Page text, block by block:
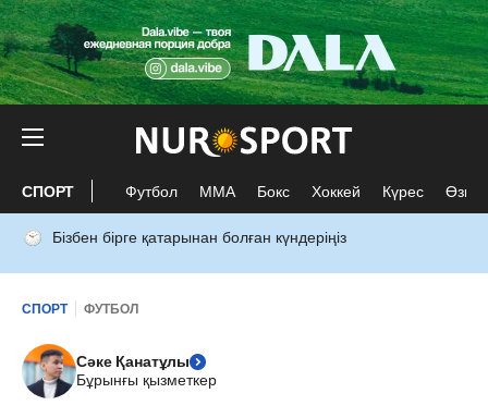
СПОРТ Футбол ММА Бокс Хоккей Күрес Өзге
Бізбен бірге қатарынан болған күндеріңіз
СПОРТ ФУТБОЛ
Сәке Қанатұлы
Бұрынғы қызметкер